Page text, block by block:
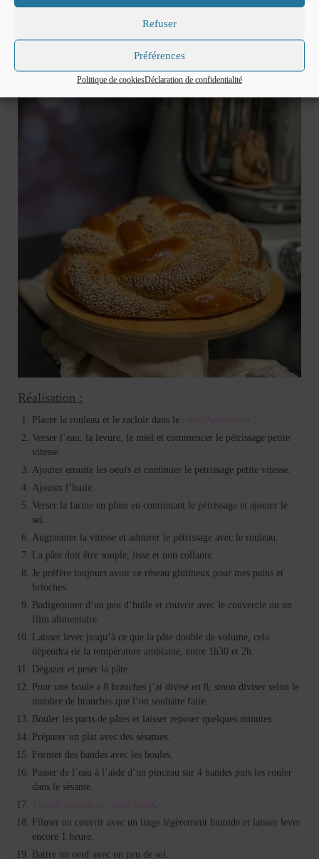
Refuser
Préférences
Politique de cookiesDéclaration de confidentialité
Réalisation :
Placer le rouleau et le racloir dans le
Verser l’eau, la levure, le miel et commencer le pétrissage petite
vitesse.
Ajouter ensuite les oeufs et continuer le pétrissage petite vitesse.
Ajouter l’huile.
Verser la farine en pluie en continuant le pétrissage et ajouter le
sel.
Augmenter la vitesse et admirer le pétrissage avec le rouleau.
La pâte doit être souple, lisse et non collante.
Je préfère toujours avoir ce réseau glutineux pour mes pains et
brioches.
Badigeonner d’un peu d’huile et couvrir avec le couvercle ou un
film alimentaire.
Laisser lever jusqu’à ce que la pâte double de volume, cela
dépendra de la température ambiante, entre 1h30 et 2h.
Dégazer et peser la pâte.
Pour une boule a 8 branches j’ai divisé en 8, sinon diviser selon le
nombre de branches que l’on souhaite faire.
Bouler les parts de pâtes et laisser reposer quelques minutes.
Préparer un plat avec des sésames.
Former des bandes avec les boules.
Passer de l’eau à l’aide d’un pinceau sur 4 bandes puis les rouler
dans le sésame.
Filmer ou couvrir avec un linge légèrement humide et laisser lever
encore 1 heure.
Battre un oeuf avec un peu de sel.